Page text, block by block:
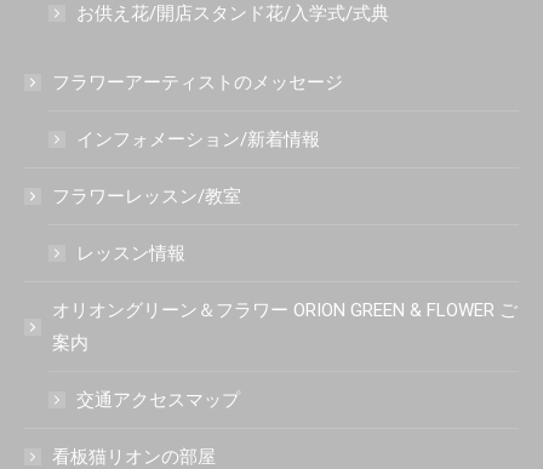
お供え花/開店スタンド花/入学式/式典
フラワーアーティストのメッセージ
インフォメーション/新着情報
フラワーレッスン/教室
レッスン情報
オリオングリーン＆フラワー ORION GREEN & FLOWER ご
案内
交通アクセスマップ
看板猫リオンの部屋